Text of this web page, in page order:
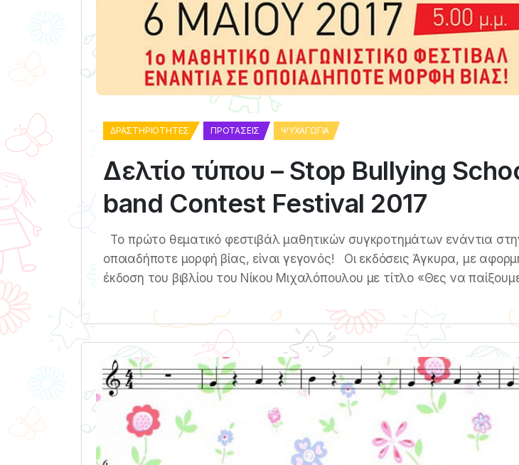
ΔΡΑΣΤΗΡΙΌΤΗΤΕΣ ΠΡΟΤΆΣΕΙΣ ΨΥΧΑΓΩΓΊΑ
Δελτίο τύπου – Stop Bullying
band Contest Festival 2017
Τo πρώτο θεματικό φεστιβάλ μαθητικών συγκροτημάτων ενάντια
οποιαδήποτε μορφή βίας, είναι γεγονός! Οι εκδόσεις Άγκυρα, με
έκδοση του βιβλίου του Νίκου Μιχαλόπουλου με τίτλο «Θες να